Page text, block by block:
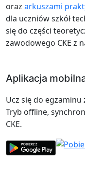
oraz arkuszami
dla uczniów szkół
się do części
zawodowego CKE z
Aplikacja
Ucz się do
Tryb offline,
CKE.